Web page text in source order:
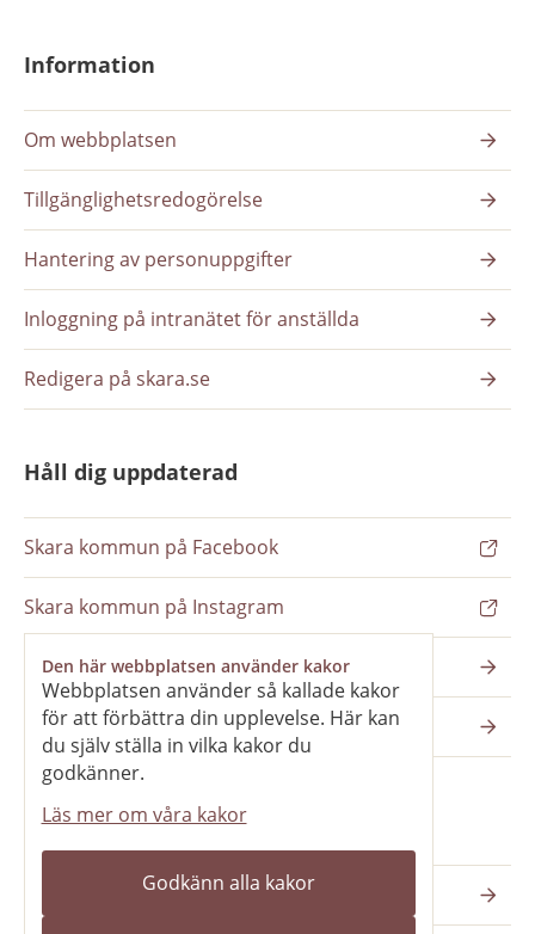
Den här webbplatsen använder kakor
Webbplatsen använder så kallade kakor
för att förbättra din upplevelse. Här kan
du själv ställa in vilka kakor du
godkänner.
Läs mer om våra kakor
Godkänn alla kakor
Information
Om webbplatsen
Tillgänglighetsredogörelse
Hantering av personuppgifter
Inloggning på intranätet för anställda
Redigera på skara.se
Håll dig uppdaterad
Skara kommun på Facebook
Skara kommun på Instagram
Nyhetsbrev
Pressrum
Våra webbplatser
Katedralskolan